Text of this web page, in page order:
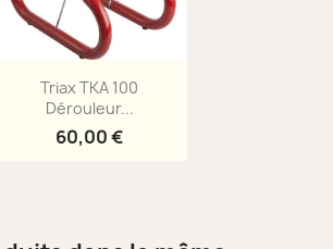
Aperçu rapide
Triax TKA 100
Dérouleur...
60,00 €